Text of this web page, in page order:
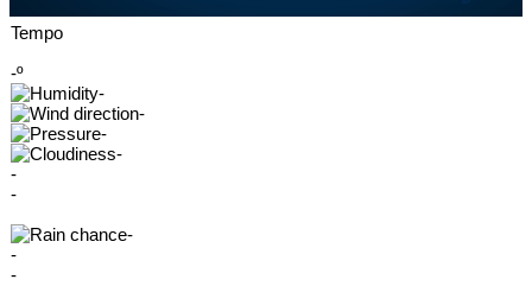
Tempo
-º
-
-
-
-
-
-
-
-
-